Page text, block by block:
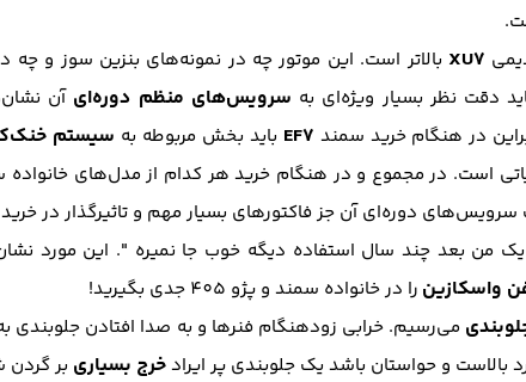
XU7 بالاتر است. این موتور چه در نمونه‌های بنزین سوز و چه
دقت نظر بسیار ویژه‌ای به سرویس‌های منظم دوره‌ای آن
در هنگام خرید سمند EF7 باید بخش مربوطه به سیستم
است. در مجموع و در هنگام خرید هر کدام از مدل‌های خانواده
دوره‌ای آن جز فاکتور‌های بسیار مهم و تاثیرگذار در
یک من بعد چند سال استفاده دیگه خوب جا نمیره ". این مورد
واسکازین را در خانواده سمند و پژو 405 جدی بگیرید!
می‌رسیم. خرابی زودهنگام فنرها و به صدا افتادن جلوبندی
و حواستان باشد یک جلوبندی پر ایرادخرج بسیاری بر گردن